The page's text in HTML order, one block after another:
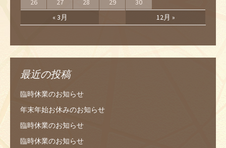
« 3月 12月 »
26
27 28 29 30
最近の投稿
臨時休業のお知らせ
年末年始お休みのお知らせ
臨時休業のお知らせ
臨時休業のお知らせ